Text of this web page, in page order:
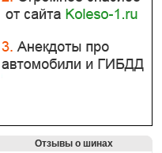
Отзывы о шинах